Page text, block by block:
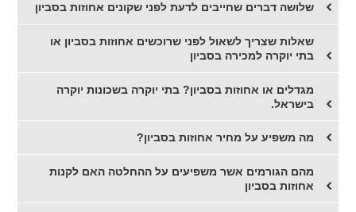
שלושה דברים שחייבים לדעת לפני שקונים אחוזות בסביון
שאלות שצריך לשאול לפני שרוכשים אחוזות בסביון או
בתי יוקרה למכירה בסביון
מגדלים או אחוזות בסביון? בתי יוקרה בשכונות יוקרה
בישראל.
מה משפיע על מחיר אחוזות בסביון?
מהם הגורמים אשר משפיעים על ההחלטה האם לקנות
אחוזות בסביון